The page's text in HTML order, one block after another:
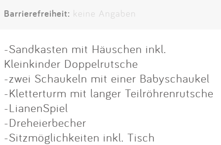
Barrierefreiheit: keine Angaben
-Sandkasten mit Häuschen inkl.
Kleinkinder Doppelrutsche
-zwei Schaukeln mit einer Babyschaukel
-Kletterturm mit langer Teilröhrenrutsche
-LianenSpiel
-Dreheierbecher
-Sitzmöglichkeiten inkl. Tisch